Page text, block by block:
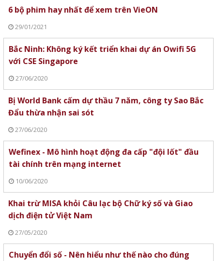
6 bộ phim hay nhất để xem trên VieON
29/01/2021
Bắc Ninh: Không ký kết triển khai dự án Owifi 5G
với CSE Singapore
27/06/2020
Bị World Bank cấm dự thầu 7 năm, công ty Sao Bắc
Đẩu thừa nhận sai sót
27/06/2020
Wefinex - Mô hình hoạt động đa cấp "đội lốt" đầu
tài chính trên mạng internet
10/06/2020
Khai trừ MISA khỏi Câu lạc bộ Chữ ký số và Giao
dịch điện tử Việt Nam
27/05/2020
Chuyển đổi số - Nên hiểu như thế nào cho đúng